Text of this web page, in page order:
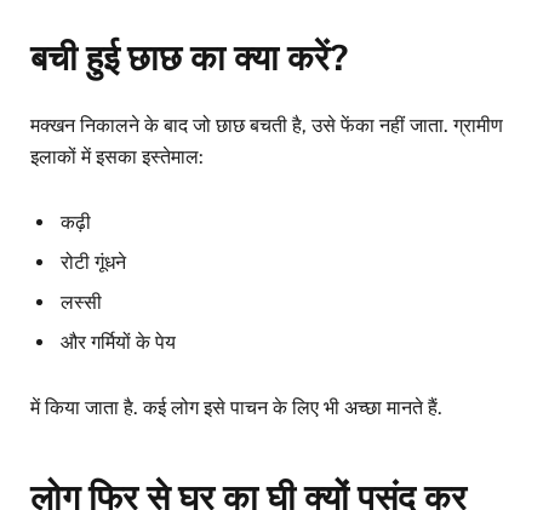
बची हुई छाछ का क्या करें?
मक्खन निकालने के बाद जो छाछ बचती है, उसे फेंका नहीं जाता. ग्रामीण
इलाकों में इसका इस्तेमाल:
कढ़ी
रोटी गूंधने
लस्सी
और गर्मियों के पेय
में किया जाता है. कई लोग इसे पाचन के लिए भी अच्छा मानते हैं.
लोग फिर से घर का घी क्यों पसंद कर